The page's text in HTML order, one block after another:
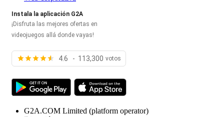
Instala la aplicación G2A
¡Disfruta las mejores ofertas en
videojuegos allá donde vayas!
4.6 - 113,300 votos
G2A.COM Limited (platform operator)